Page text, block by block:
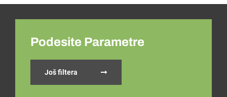
Podesite Parametre
Još filtera